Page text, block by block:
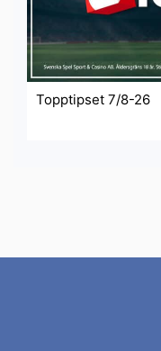
Topptipset 7/8-26